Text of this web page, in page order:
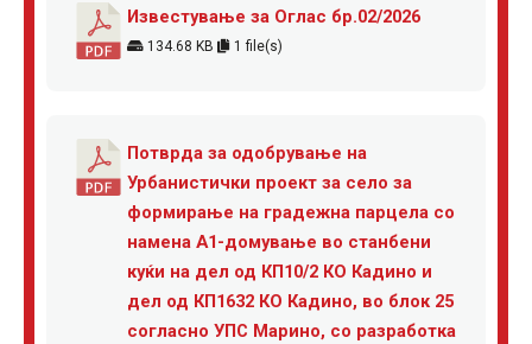
Известување за Оглас бр.02/2026
134.68 KB 1 file(s)
Потврда за одобрување на
Урбанистички проект за село за
формирање на градежна парцела со
намена А1-домување во станбени
куќи на дел од КП10/2 КО Кадино и
дел од КП1632 КО Кадино, во блок 25
согласно УПС Марино, со разработка